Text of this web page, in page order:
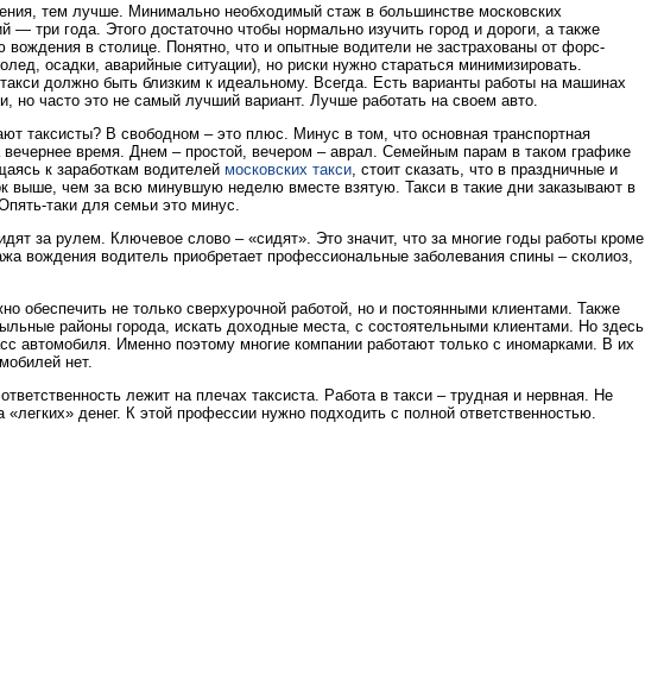
тем лучше. Минимально необходимый стаж в большинстве московских
— три года. Этого достаточно чтобы нормально изучить город и дороги, а также
вождения в столице. Понятно, что и опытные водители не застрахованы от форс-
осадки, аварийные ситуации), но риски нужно стараться минимизировать.
должно быть близким к идеальному. Всегда. Есть варианты работы на машинах
но часто это не самый лучший вариант. Лучше работать на своем авто.
таксисты? В свободном – это плюс. Минус в том, что основная транспортная
вечернее время. Днем – простой, вечером – аврал. Семейным парам в таком графике
к заработкам водителей московских такси , стоит сказать, что в праздничные и
выше, чем за всю минувшую неделю вместе взятую. Такси в такие дни заказывают в
таки для семьи это минус.
за рулем. Ключевое слово – «сидят». Это значит, что за многие годы работы кроме
вождения водитель приобретает профессиональные заболевания спины – сколиоз,
обеспечить не только сверхурочной работой, но и постоянными клиентами. Также
районы города, искать доходные места, с состоятельными клиентами. Но здесь
автомобиля. Именно поэтому многие компании работают только с иномарками. В их
нет.
лежит на плечах таксиста. Работа в такси – трудная и нервная. Не
«легких» денег. К этой профессии нужно подходить с полной ответственностью.